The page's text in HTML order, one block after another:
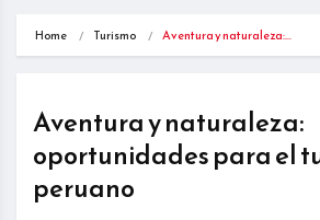
Home Turismo Aventura y naturaleza:…
Aventura y naturaleza:
oportunidades para el
peruano